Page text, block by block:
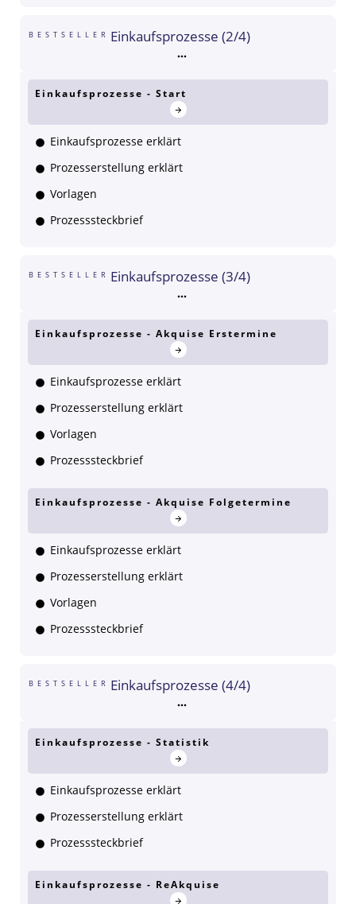
BESTSELLER Einkaufsprozesse (2/4)
Einkaufsprozesse - Start
Einkaufsprozesse erklärt
Prozesserstellung erklärt
Vorlagen
Prozesssteckbrief
BESTSELLER Einkaufsprozesse (3/4)
Einkaufsprozesse - Akquise Erstermine
Einkaufsprozesse erklärt
Prozesserstellung erklärt
Vorlagen
Prozesssteckbrief
Einkaufsprozesse - Akquise Folgetermine
Einkaufsprozesse erklärt
Prozesserstellung erklärt
Vorlagen
Prozesssteckbrief
BESTSELLER Einkaufsprozesse (4/4)
Einkaufsprozesse - Statistik
Einkaufsprozesse erklärt
Prozesserstellung erklärt
Prozesssteckbrief
Einkaufsprozesse - ReAkquise